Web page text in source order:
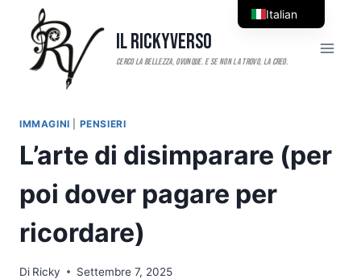
contenuto
Il RickyVerso
IMMAGINI PENSIERI
L’arte di disimparare (per
poi dover pagare per
ricordare)
Di Ricky Settembre 7, 2025
Italian